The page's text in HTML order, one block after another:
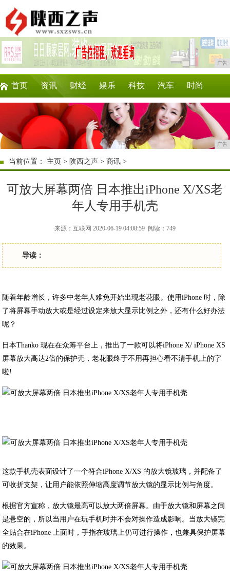
广告
首页 资讯 财经 娱乐 科技 汽车 时尚
游戏 美食 商讯 消费 微商
广告
当前位置： 主页 > 陕西之声 >商讯 >
可放大屏幕两倍 日本推出iPhone X/XS老
年人专用手机壳
来源：互联网 2020-06-19 04:08:59 阅读：749
导读：
随着年龄增长，许多中老年人难免开始出现老花眼。使用iPhone 时，除
了将屏幕手动放大或是经过设定来放大显示比例之外，还有什么好办法
呢？
日本Thanko 现在在众筹平台上，推出了一款可以将iPhone X/ iPhone XS
屏幕放大高达2倍的保护壳，老花眼终于不用再担心看不清手机上的字
啦!
这款手机壳表面设计了一个符合iPhone X/XS 的放大镜玻璃，并配备了
可收折支架，让用户能依照伸缩高度调节放大镜的显示比例与角度。
根据官方宣称，放大镜最高可以放大两倍屏幕。由于放大镜和屏幕之间
是悬空的，所以当用户在玩手机时并不会对操作造成影响。当放大镜完
全贴合在iPhone 上面时，手指在玻璃上仍可进行操作，也兼具保护屏幕
的效果。